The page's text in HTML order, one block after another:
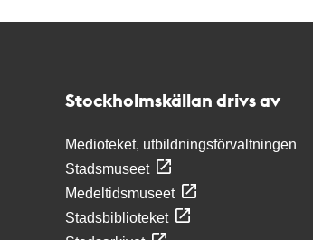
Stockholmskällan drivs av
Medioteket, utbildningsförvaltningen
Stadsmuseet
Medeltidsmuseet
Stadsbiblioteket